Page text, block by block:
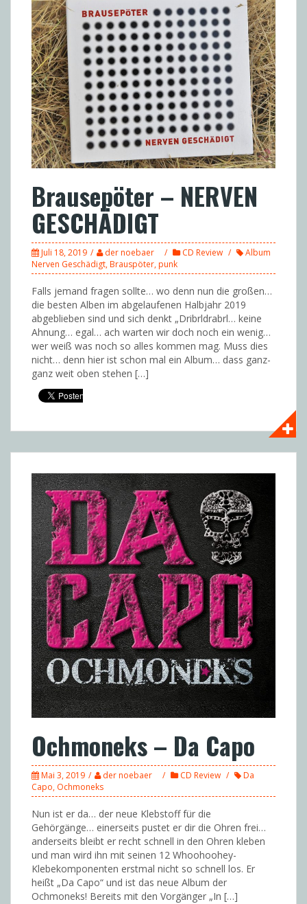
Brausepöter – NERVEN
GESCHÄDIGT
Juli 18, 2019 der noebaer CD Review
Album
Nerven Geschädigt,Brauspöter,punk
Falls jemand fragen sollte… wo denn nun die großen…
die besten Alben im abgelaufenen Halbjahr 2019
abgeblieben sind und sich denkt „Dribrldrabrl… keine
Ahnung… egal… ach warten wir doch noch ein wenig…
wer weiß was noch so alles kommen mag. Muss dies
nicht… denn hier ist schon mal ein Album… dass ganz-
ganz weit oben stehen […]
Ochmoneks – Da Capo
Mai 3, 2019 der noebaer CD Review
Da
Capo, Ochmoneks
Nun ist er da… der neue Klebstoff für die
Gehörgänge… einerseits pustet er dir die Ohren frei…
anderseits bleibt er recht schnell in den Ohren kleben
und man wird ihn mit seinen 12 Whoohoohey-
Klebekomponenten erstmal nicht so schnell los. Er
heißt „Da Capo“ und ist das neue Album der
Ochmoneks! Bereits mit den Vorgänger „In […]